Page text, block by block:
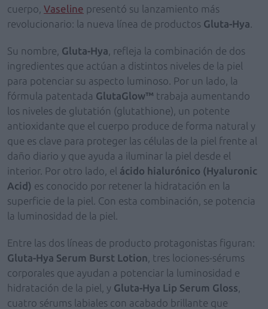
cuerpo, Vaseline presentó su lanzamiento más
revolucionario: la nueva línea de productos Gluta-Hya
Su nombre, Gluta-Hya , refleja la combinación de dos
ingredientes que actúan a distintos niveles de la piel
para potenciar su aspecto luminoso. Por un lado, la
fórmula patentada GlutaGlow™ trabaja aumentando
los niveles de glutatión (glutathione), un potente
antioxidante que el cuerpo produce de forma natural y
que es clave para proteger las células de la piel frente al
daño diario y que ayuda a iluminar la piel desde el
interior. Por otro lado, el ácido hialurónico (Hyaluronic
Acid) es conocido por retener la hidratación en la
superficie de la piel. Con esta combinación, se potencia
la luminosidad de la piel.
Entre las dos líneas de producto protagonistas figuran:
Gluta-Hya Serum Burst Lotion , tres lociones-sérums
corporales que ayudan a potenciar la luminosidad e
hidratación de la piel, y Gluta-Hya Lip Serum Gloss
cuatro sérums labiales con acabado brillante que